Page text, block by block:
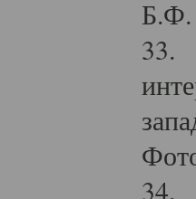
Б.Ф.
33.
34.